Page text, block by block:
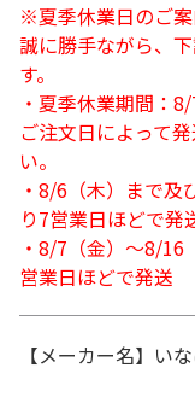
※夏季休業日のご
誠に勝手ながら、
す。
・夏季休業期間：
ご注文日によって
い。
・8/6（木）まで
り7営業日ほどで発
・8/7（金）～8/
営業日ほどで発送
【メーカー名】い